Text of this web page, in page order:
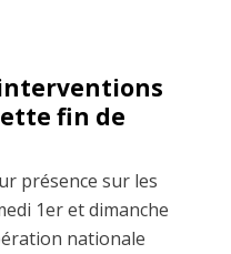
fin de
présence sur les
1er et dimanche
nationale